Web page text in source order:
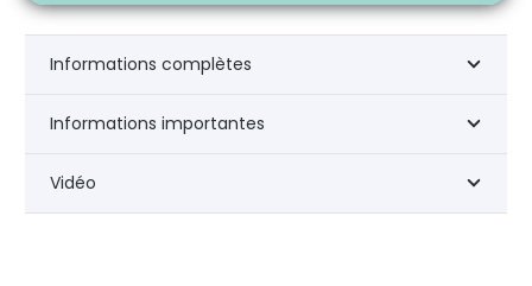
Informations complètes
Informations importantes
Vidéo